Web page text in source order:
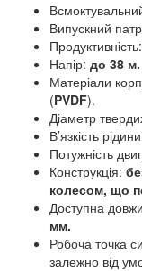
Випускний
Продуктивність:
Напір: до 38 м.
Матеріали
(PVDF).
Діаметр
В’язкість
Потужність
Конструкція:
колесом, що
Доступна
мм.
Робоча точка
залежно від